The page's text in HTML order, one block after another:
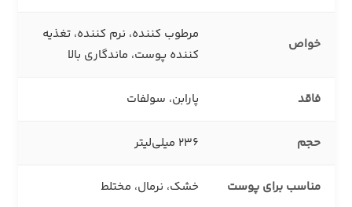
خواص
مرطوب‌ کننده، نرم‌ کننده، تغذیه‌
کننده پوست، ماندگاری بالا
فاقد پارابن، سولفات
حجم 236 میلی‌لیتر
مناسب برای پوست خشک، نرمال، مختلط